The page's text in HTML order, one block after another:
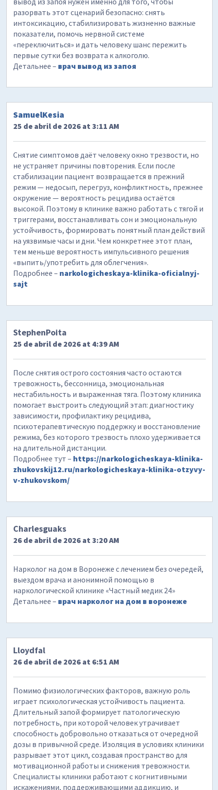
разорвать этот сценарий безопасно: снять
интоксикацию, стабилизировать жизненно важные
показатели, помочь нервной системе
«переключиться» и дать человеку шанс пережить
первые сутки без возврата к алкоголю.
Детальнее – врач вывод из запоя
SamuelKesia
25 de abril de 2026 at 3:11 AM
Снятие симптомов даёт человеку окно трезвости, но
не устраняет причины повторения. Если после
стабилизации пациент возвращается в прежний
режим — недосып, перегруз, конфликтность, прежнее
окружение — вероятность рецидива остаётся
высокой. Поэтому в клинике важно работать с тягой и
триггерами, восстанавливать сон и эмоциональную
устойчивость, формировать понятный план действий
на уязвимые часы и дни. Чем конкретнее этот план,
тем меньше вероятность импульсивного решения
«выпить/употребить для облегчения».
Подробнее – narkologicheskaya-klinika-oficialnyj-
sajt
StephenPoita
25 de abril de 2026 at 4:39 AM
После снятия острого состояния часто остаются
тревожность, бессонница, эмоциональная
нестабильность и выраженная тяга. Поэтому клиника
помогает выстроить следующий этап: диагностику
зависимости, профилактику рецидива,
психотерапевтическую поддержку и восстановление
режима, без которого трезвость плохо удерживается
на длительной дистанции.
Подробнее тут – https://narkologicheskaya-klinika-
zhukovskij12.ru/narkologicheskaya-klinika-otzyvy-
v-zhukovskom/
Charlesguaks
26 de abril de 2026 at 3:20 AM
Нарколог на дом в Воронеже с лечением без очередей,
выездом врача и анонимной помощью в
наркологической клинике «Частный медик 24»
Детальнее – врач нарколог на дом в воронеже
Lloydfal
26 de abril de 2026 at 6:51 AM
Помимо физиологических факторов, важную роль
играет психологическая устойчивость пациента.
Длительный запой формирует патологическую
потребность, при которой человек утрачивает
способность добровольно отказаться от очередной
дозы в привычной среде. Изоляция в условиях клиники
разрывает этот цикл, создавая пространство для
мотивационной работы и снижения тревожности.
Специалисты клиники работают с когнитивными
искажениями, поддерживающими аддикцию, и